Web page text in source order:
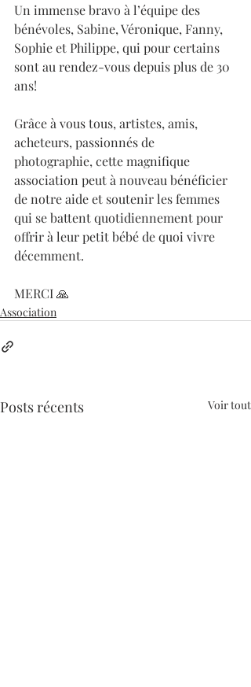
Un immense bravo à l’équipe des
bénévoles, Sabine, Véronique, Fanny,
Sophie et Philippe, qui pour certains
sont au rendez-vous depuis plus de 30
ans!
Grâce à vous tous, artistes, amis,
acheteurs, passionnés de
photographie, cette magnifique
association peut à nouveau bénéficier
de notre aide et soutenir les femmes
qui se battent quotidiennement pour
offrir à leur petit bébé de quoi vivre
décemment.
MERCI 🙏
Association
Posts récents Voir tout